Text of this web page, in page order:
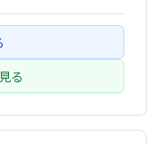
生産性を向上させま
る